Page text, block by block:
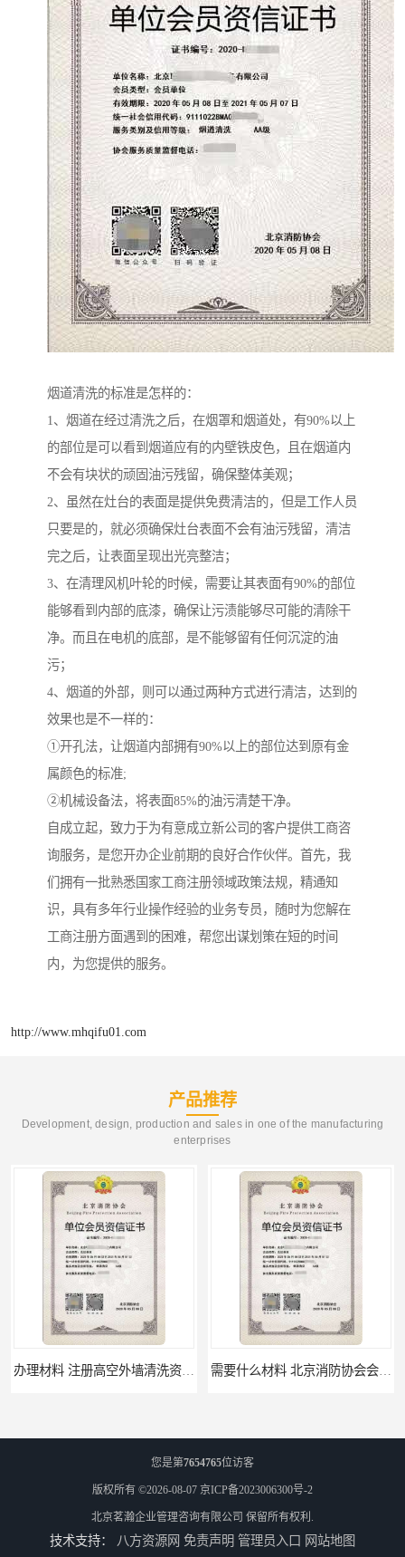
烟道清洗的标准是怎样的：
1、烟道在经过清洗之后，在烟罩和烟道处，有90%以上
的部位是可以看到烟道应有的内壁铁皮色，且在烟道内
不会有块状的顽固油污残留，确保整体美观；
2、虽然在灶台的表面是提供免费清洁的，但是工作人员
只要是的，就必须确保灶台表面不会有油污残留，清洁
完之后，让表面呈现出光亮整洁；
3、在清理风机叶轮的时候，需要让其表面有90%的部位
能够看到内部的底漆，确保让污渍能够尽可能的清除干
净。而且在电机的底部，是不能够留有任何沉淀的油
污；
4、烟道的外部，则可以通过两种方式进行清洁，达到的
效果也是不一样的：
①开孔法，让烟道内部拥有90%以上的部位达到原有金
属颜色的标准;
②机械设备法，将表面85%的油污清楚干净。
自成立起，致力于为有意成立新公司的客户提供工商咨
询服务，是您开办企业前期的良好合作伙伴。首先，我
们拥有一批熟悉国家工商注册领域政策法规，精通知
识，具有多年行业操作经验的业务专员，随时为您解在
工商注册方面遇到的困难，帮您出谋划策在短的时间
内，为您提供的服务。
http://www.mhqifu01.com
产品推荐
Development, design, production and sales in one of the manufacturing
enterprises
您是第7654765位访客
版权所有 ©2026-08-07 京ICP备2023006300号-2
北京茗瀚企业管理咨询有限公司 保留所有权利.
技术支持： 八方资源网 免责声明 管理员入口 网站地图